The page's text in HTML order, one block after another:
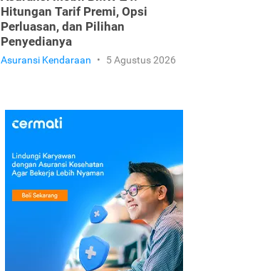
Hitungan Tarif Premi, Opsi
Perluasan, dan Pilihan
Penyedianya
Asuransi Kendaraan • 5 Agustus 2026